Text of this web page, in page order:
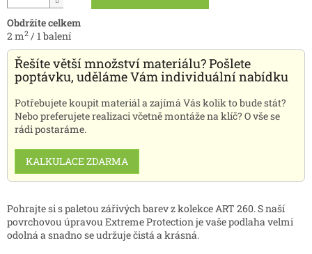
Obdržíte celkem
2 m2 / 1balení
Řešíte větší množství materiálu? Pošlete
poptávku, uděláme Vám individuální nabídku
Potřebujete koupit materiál a zajímá Vás kolik to bude stát?
Nebo preferujete realizaci včetně montáže na klíč? O vše se
rádi postaráme.
KALKULACE ZDARMA
Pohrajte si s paletou zářivých barev z kolekce ART 260. S naší
povrchovou úpravou Extreme Protection je vaše podlaha velmi
odolná a snadno se udržuje čistá a krásná.